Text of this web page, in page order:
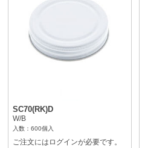
SC70(RK)D
W/B
入数：600個入
ご注文にはログインが必要です。